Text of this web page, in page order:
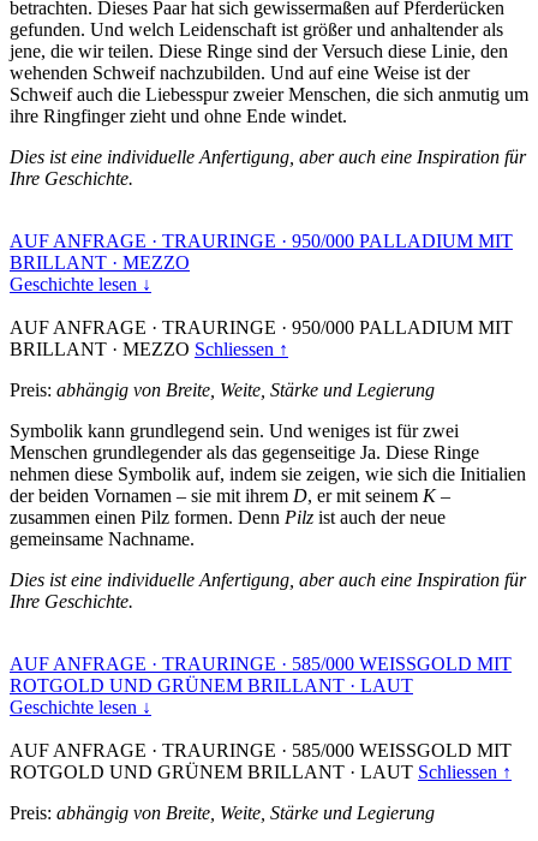
betrachten. Dieses Paar hat sich gewissermaßen auf Pferderücken
gefunden. Und welch Leidenschaft ist größer und anhaltender als
jene, die wir teilen. Diese Ringe sind der Versuch diese Linie, den
wehenden Schweif nachzubilden. Und auf eine Weise ist der
Schweif auch die Liebesspur zweier Menschen, die sich anmutig um
ihre Ringfinger zieht und ohne Ende windet.
Dies ist eine individuelle Anfertigung, aber auch eine Inspiration für
Ihre Geschichte.
AUF ANFRAGE · TRAURINGE · 950/000 PALLADIUM MIT
BRILLANT · MEZZO
Geschichte lesen ↓
AUF ANFRAGE · TRAURINGE · 950/000 PALLADIUM MIT
BRILLANT · MEZZO Schliessen ↑
Preis: abhängig von Breite, Weite, Stärke und Legierung
Symbolik kann grundlegend sein. Und weniges ist für zwei
Menschen grundlegender als das gegenseitige Ja. Diese Ringe
nehmen diese Symbolik auf, indem sie zeigen, wie sich die Initialien
der beiden Vornamen – sie mit ihrem D, er mit seinem K–
zusammen einen Pilz formen. Denn Pilz ist auch der neue
gemeinsame Nachname.
Dies ist eine individuelle Anfertigung, aber auch eine Inspiration für
Ihre Geschichte.
AUF ANFRAGE · TRAURINGE · 585/000 WEISSGOLD MIT
ROTGOLD UND GRÜNEM BRILLANT · LAUT
Geschichte lesen ↓
AUF ANFRAGE · TRAURINGE · 585/000 WEISSGOLD MIT
ROTGOLD UND GRÜNEM BRILLANT · LAUT Schliessen ↑
Preis: abhängig von Breite, Weite, Stärke und Legierung